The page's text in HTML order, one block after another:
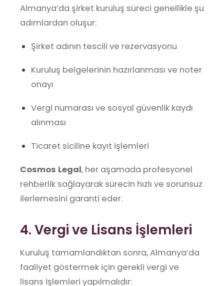
Almanya’da şirket kuruluş süreci genellikle şu
adımlardan oluşur:
Şirket adının tescili ve rezervasyonu
Kuruluş belgelerinin hazırlanması ve noter
onayı
Vergi numarası ve sosyal güvenlik kaydı
alınması
Ticaret siciline kayıt işlemleri
Cosmos Legal, her aşamada profesyonel
rehberlik sağlayarak sürecin hızlı ve sorunsuz
ilerlemesini garanti eder.
4. Vergi ve Lisans İşlemleri
Kuruluş tamamlandıktan sonra, Almanya’da
faaliyet göstermek için gerekli vergi ve
lisans işlemleri yapılmalıdır: